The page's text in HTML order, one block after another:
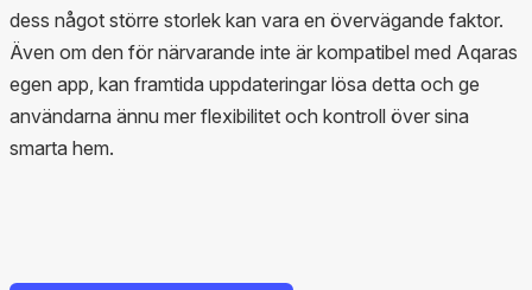
dess något större storlek kan vara en övervägande faktor.
Även om den för närvarande inte är kompatibel med Aqaras
egen app, kan framtida uppdateringar lösa detta och ge
användarna ännu mer flexibilitet och kontroll över sina
smarta hem.